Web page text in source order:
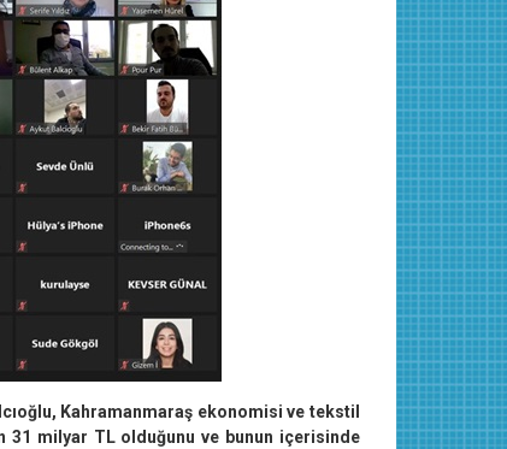
Kahramanmaraş ekonomisi ve tekstil
31 milyar TL olduğunu ve bunun içerisinde